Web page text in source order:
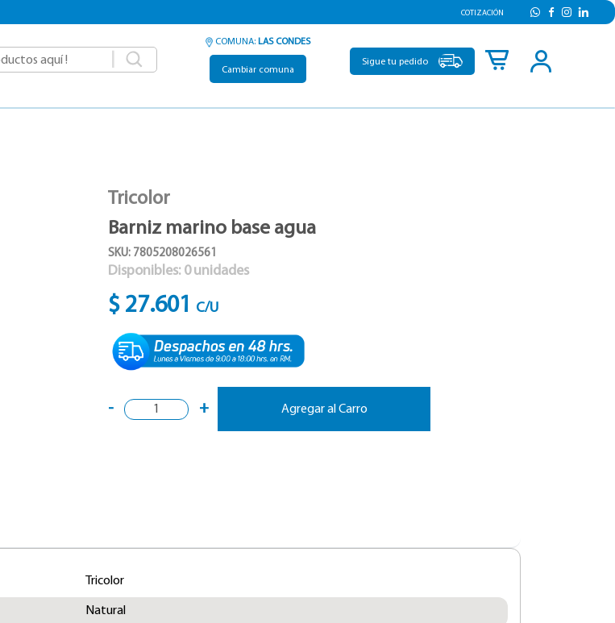
COTIZACIÓN
COMUNA: LAS CONDES
Cambiar comuna
Sigue tu pedido
Tricolor
Barniz marino base agua
SKU: 7805208026561
Disponibles: 0 unidades
$ 27.601 C/U
- + Agregar al Carro
Tricolor
Natural